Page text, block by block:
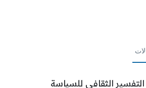
التفسير الثقافي للسياسة